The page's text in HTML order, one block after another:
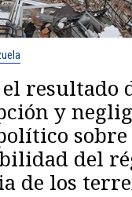
resultado
y
del
de los